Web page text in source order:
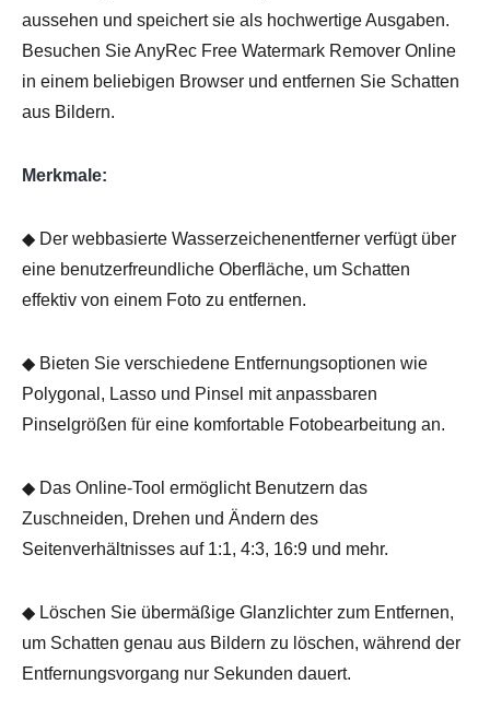
aussehen und speichert sie als hochwertige Ausgaben.
Besuchen Sie AnyRec Free Watermark Remover Online
in einem beliebigen Browser und entfernen Sie Schatten
aus Bildern.
Merkmale:
◆ Der webbasierte Wasserzeichenentferner verfügt über
eine benutzerfreundliche Oberfläche, um Schatten
effektiv von einem Foto zu entfernen.
◆ Bieten Sie verschiedene Entfernungsoptionen wie
Polygonal, Lasso und Pinsel mit anpassbaren
Pinselgrößen für eine komfortable Fotobearbeitung an.
◆ Das Online-Tool ermöglicht Benutzern das
Zuschneiden, Drehen und Ändern des
Seitenverhältnisses auf 1:1, 4:3, 16:9 und mehr.
◆ Löschen Sie übermäßige Glanzlichter zum Entfernen,
um Schatten genau aus Bildern zu löschen, während der
Entfernungsvorgang nur Sekunden dauert.